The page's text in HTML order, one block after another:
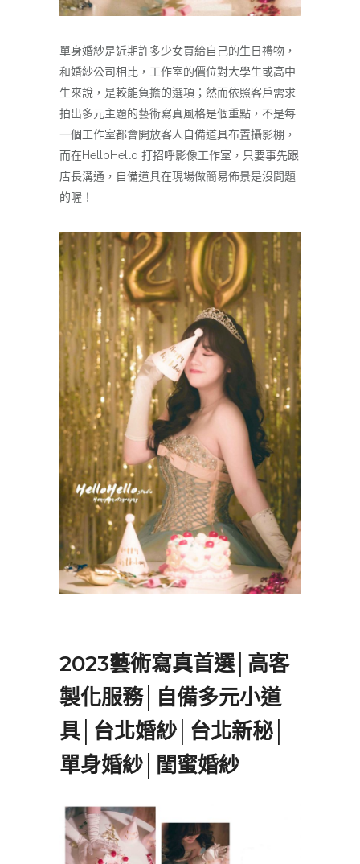
單身婚紗是近期許多少女買給自己的生日禮物，
和婚紗公司相比，工作室的價位對大學生或高中
生來說，是較能負擔的選項；然而依照客戶需求
拍出多元主題的藝術寫真風格是個重點，不是每
一個工作室都會開放客人自備道具布置攝影棚，
而在HelloHello 打招呼影像工作室，只要事先跟
店長溝通，自備道具在現場做簡易佈景是沒問題
的喔！
2023藝術寫真首選│高客
製化服務│自備多元小道
具│台北婚紗│台北新秘│
單身婚紗│閨蜜婚紗